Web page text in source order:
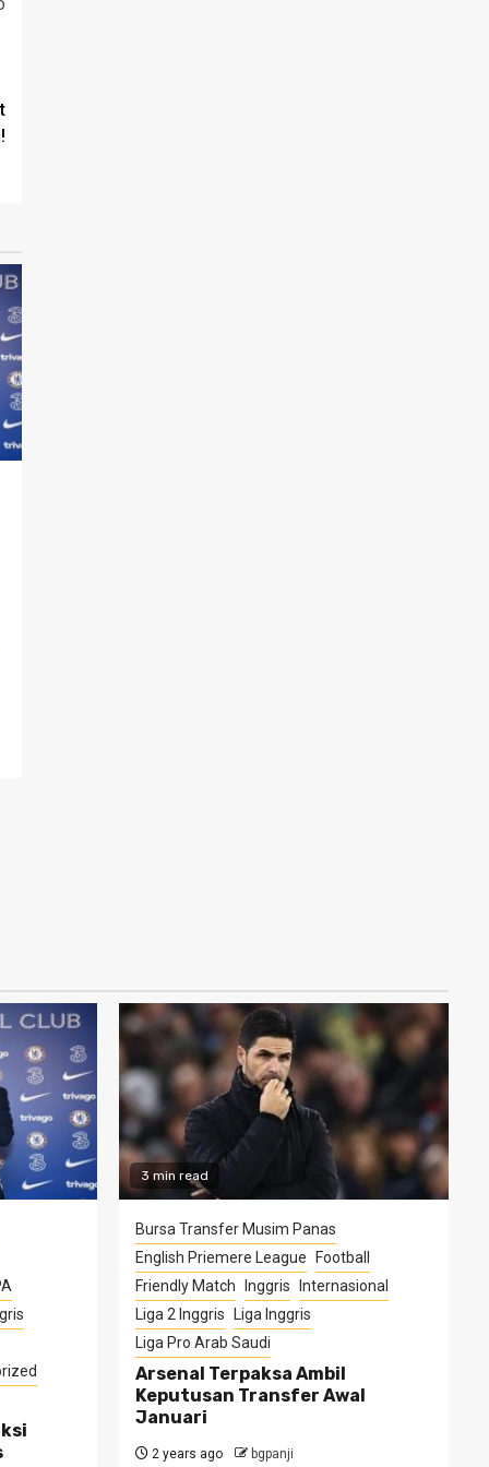
3 min read
Bursa Transfer Musim Panas
English Priemere League
Football
Friendly Match
Inggris
Internasional
Liga 2 Inggris
Liga Inggris
Liga Pro Arab Saudi
Arsenal Terpaksa Ambil
Keputusan Transfer Awal
Januari
2 years ago bgpanji